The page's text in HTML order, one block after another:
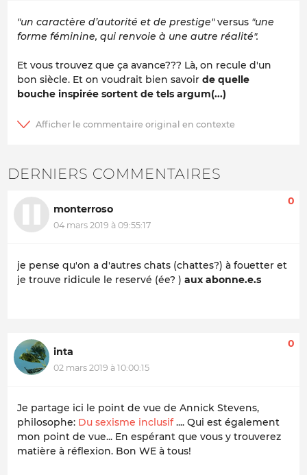
"un caractère d’autorité et de prestige"versus "une
forme féminine, qui renvoie à une autre réalité".
Et vous trouvez que ça avance??? Là, on recule d'un
bon siècle. Et on voudrait bien savoir de quelle
bouche inspirée sortent de tels argum(...)
DERNIERS COMMENTAIRES
monterroso
04 mars 2019 à 09:55:17
0
je pense qu'on a d'autres chats (chattes?) à fouetter et
je trouve ridicule le reservé (ée? ) aux abonne.e.s
inta
02 mars 2019 à 10:00:15
0
Je partage ici le point de vue de Annick Stevens,
philosophe: Du sexisme inclusif.... Qui est également
mon point de vue... En espérant que vous y trouverez
matière à réflexion. Bon WE à tous!